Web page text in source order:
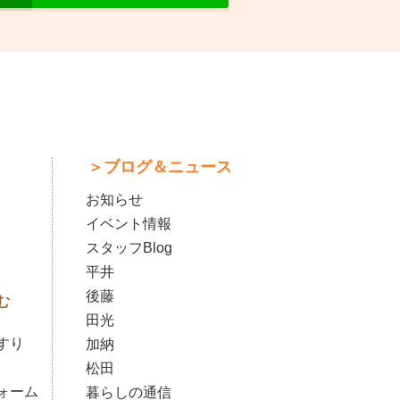
り
ーム
＞ブログ＆ニュース
お知らせ
イベント情報
スタッフBlog
平井
後藤
田光
加納
松田
暮らしの通信